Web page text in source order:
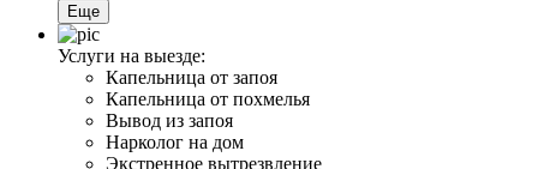
Еще
Услуги на выезде:
Капельница от запоя
Капельница от похмелья
Вывод из запоя
Нарколог на дом
Экстренное вытрезвление